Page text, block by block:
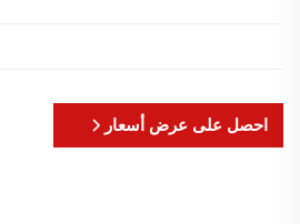
احصل على عرض أسعار